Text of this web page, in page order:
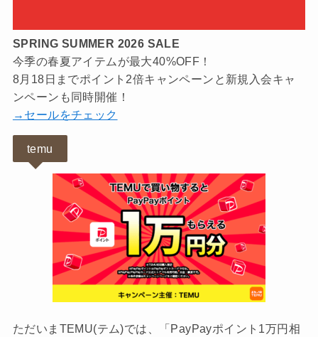
SPRING SUMMER 2026 SALE
今季の春夏アイテムが最大40%OFF！
8月18日までポイント2倍キャンペーンと新規入会キャ
ンペーンも同時開催！
→セールをチェック
temu
ただいまTEMU(テム)では、「PayPayポイント1万円相